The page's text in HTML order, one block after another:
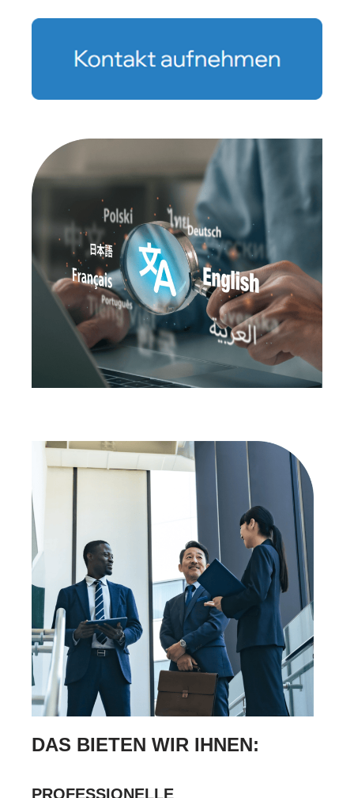
DAS BIETEN WIR IHNEN:
PROFESSIONELLE